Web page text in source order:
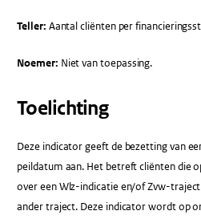
Teller: Aantal cliënten per
Noemer: Niet van toepassing.
Toelichting
Deze indicator geeft de bezetting van
peildatum aan. Het betreft cliënten die
over een Wlz-indicatie en/of Zvw-
ander traject. Deze indicator wordt op